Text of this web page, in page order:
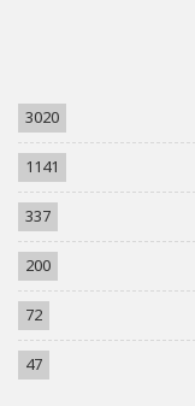
3020
1141
337
200
72
47